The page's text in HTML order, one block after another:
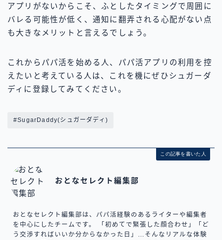
アプリがないからこそ、ふとしたタイミングで周囲に
バレる可能性が低く、通知に翻弄される心配がない点
も大きなメリットと言えるでしょう。
これからパパ活を始める人、パパ活アプリの利用を控
えたいと考えている人は、これを機にぜひシュガーダ
ディに登録してみてください。
#SugarDaddy(シュガーダディ)
この記事を書いた人
おとなセレクト編集部
おとなセレクト編集部は、パパ活経験のあるライターや編集者
を中心にしたチームです。 「初めてで緊張した顔合わせ」「ど
う交渉すればいいか分からなかった日」…そんなリアルな体験